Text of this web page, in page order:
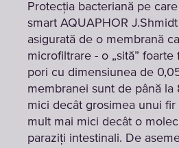
Protecția bacteriană pe
smart AQUAPHOR
asigurată de o membrană
microfiltrare - o „sită”
pori cu dimensiunea de
membranei sunt de până la
mici decât grosimea unui fir
mult mai mici decât o
paraziți intestinali. De